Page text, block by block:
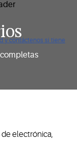
y contáctenos si tiene
electrónica,